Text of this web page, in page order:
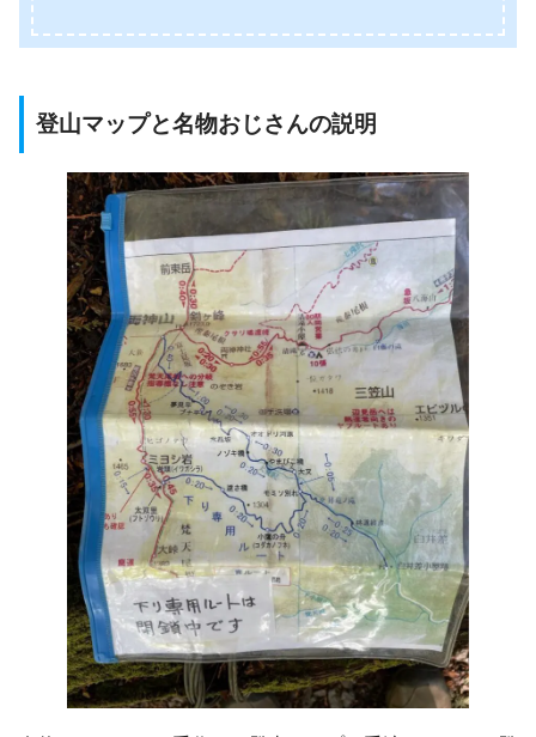
登山マップと名物おじさんの説明